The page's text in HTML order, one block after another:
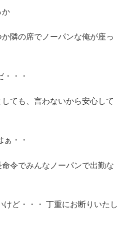
か
隣の席でノーパンな俺が座っ
・・・
ても、言わないから安心して
ぁ・・
令でみんなノーパンで出勤な
けど・・・ 丁重にお断りいたし